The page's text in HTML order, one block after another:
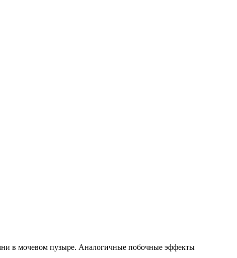
в мочевом пузыре. Аналогичные побочные эффекты